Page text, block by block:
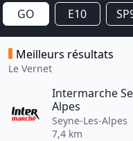
GO E10
Meilleurs résultats
Le Vernet
Intermarche
Alpes
Seyne-Les-Alpes
7,4 km